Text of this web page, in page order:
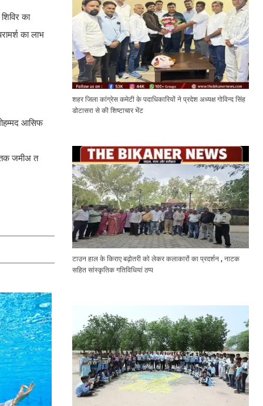
का
का लाभ
आसिफ
तक जमीअ त
शहर जिला कांग्रेस कमेटी के पदाधिकारियों ने प्रदेश अध्यक्ष गोविन्द सिंह
डोटासरा से की शिष्टाचार भेंट
टाउन हाल के किराए बढ़ोतरी को लेकर कलाकारों का प्रदर्शन , नाटक
सहित सांस्कृतिक गतिविधियां ठप्प